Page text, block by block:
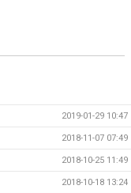
2019-01-29 10:47
2018-11-07 07:49
2018-10-25 11:49
2018-10-18 13:24